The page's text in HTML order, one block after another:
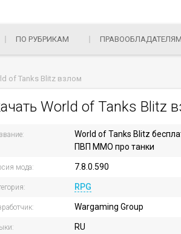
ПО РУБРИКАМ ПРАВООБЛАДАТЕЛЯМ
of Tanks Blitz взлом
World of Tanks Blitz
World of Tanks Blitz
ПВП ММО про танки
мода: 7.8.0.590
RPG
Wargaming Group
RU